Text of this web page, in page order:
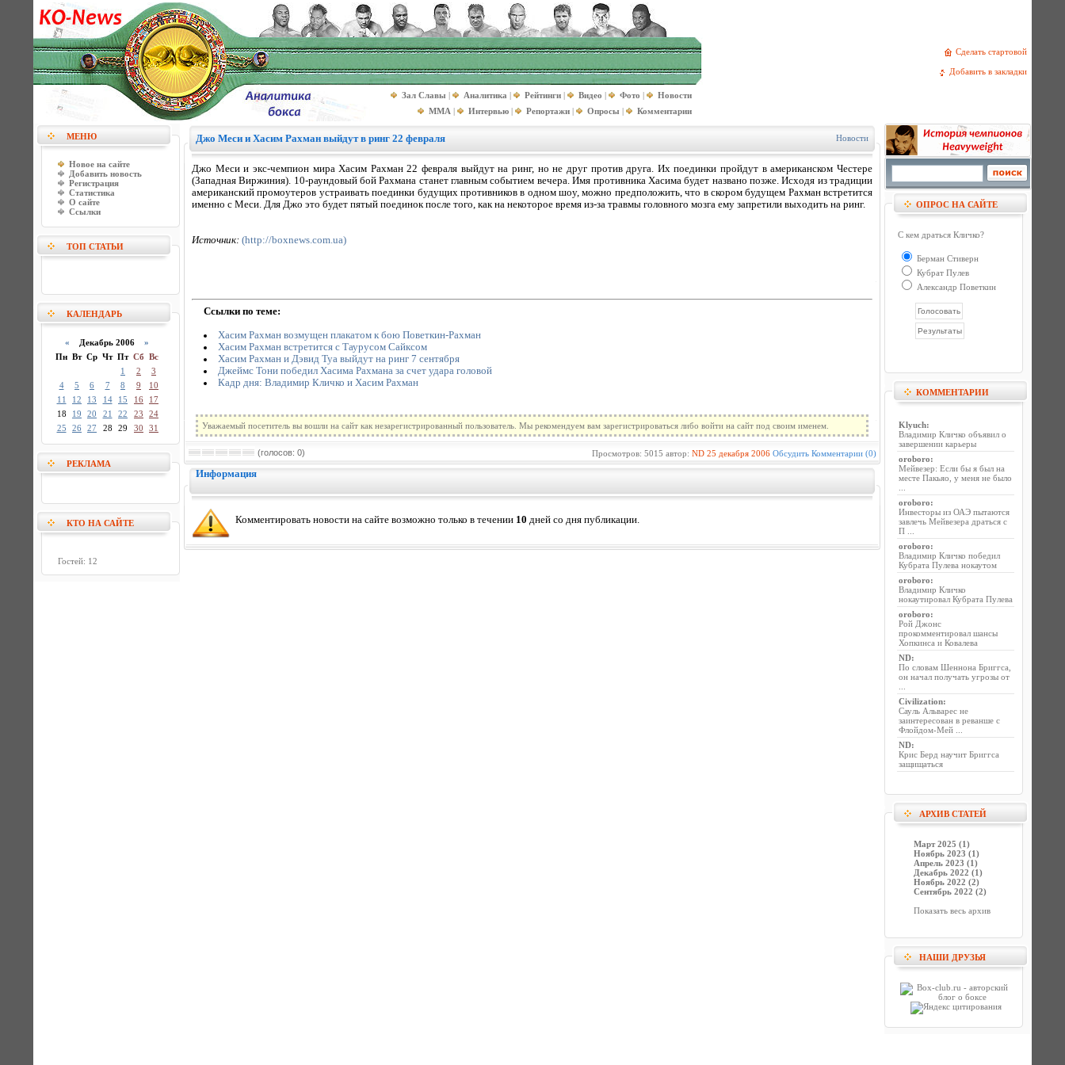
Сделать стартовой
Добавить в закладки
Зал Славы | Аналитика | Рейтинги | Видео | Фото |
Новости
MMA | Интервью | Репортажи | Опросы | Комментарии
МЕНЮ
Новое на сайте
Добавить новость
Регистрация
Статистика
О сайте
Ссылки
ТОП СТАТЬИ
КАЛЕНДАРЬ
« Декабрь 2006 »
Пн Вт Ср Чт Пт Сб Вс
1
2
3
4
5 6 7 8 9
10
11
12 13 14 15 16
17
18
19 20 21 22 23
24
25
26 27 28 29 30 31
РЕКЛАМА
КТО НА САЙТЕ
Гостей: 12
Джо Меси и Хасим Рахман выйдут в ринг 22 февраля Новости
Джо Меси и экс-чемпион мира Хасим Рахман 22 февраля выйдут на ринг, но не друг против друга. Их поединки пройдут в американском Честере
(Западная Виржиния). 10-раундовый бой Рахмана станет главным событием вечера. Имя противника Хасима будет названо позже. Исходя из традиции
американский промоутеров устраивать поединки будущих противников в одном шоу, можно предположить, что в скором будущем Рахман встретится
именно с Меси. Для Джо это будет пятый поединок после того, как на некоторое время из-за травмы головного мозга ему запретили выходить на ринг.
Источник: (http://boxnews.com.ua)
Ссылки по теме:
Хасим Рахман возмущен плакатом к бою Поветкин-Рахман
Хасим Рахман встретится с Таурусом Сайксом
Хасим Рахман и Дэвид Туа выйдут на ринг 7 сентября
Джеймс Тони победил Хасима Рахмана за счет удара головой
Кадр дня: Владимир Кличко и Хасим Рахман
Уважаемый посетитель вы вошли на сайт как незарегистрированный пользователь. Мы рекомендуем вам зарегистрироваться либо войти на сайт под своим именем.
(голосов: 0) Просмотров: 5015 автор: ND 25 декабря 2006 Обсудить Комментарии (0)
Информация
Комментировать новости на сайте возможно только в течении 10 дней со дня публикации.
ОПРОС НА САЙТЕ
С кем драться Кличко?
Берман Стиверн
Кубрат Пулев
Александр Поветкин
КОММЕНТАРИИ
Klyuch:
Владимир Кличко объявил о
завершении карьеры
oroboro:
Мейвезер: Если бы я был на
месте Пакьяо, у меня не было
oroboro:
Инвесторы из ОАЭ пытаются
завлечь Мейвезера драться с
П ...
oroboro:
Владимир Кличко победил
Кубрата Пулева нокаутом
oroboro:
Владимир Кличко
нокаутировал Кубрата Пулева
oroboro:
Рой Джонс
прокомментировал шансы
Хопкинса и Ковалева
ND:
По словам Шеннона Бриггса,
он начал получать угрозы от
Civilization:
Сауль Альварес не
заинтересован в реванше с
Флойдом-Мей ...
ND:
Крис Берд научит Бриггса
защищаться
АРХИВ СТАТЕЙ
Март 2025 (1)
Ноябрь 2023 (1)
Апрель 2023 (1)
Декабрь 2022 (1)
Ноябрь 2022 (2)
Сентябрь 2022 (2)
Показать весь архив
НАШИ ДРУЗЬЯ